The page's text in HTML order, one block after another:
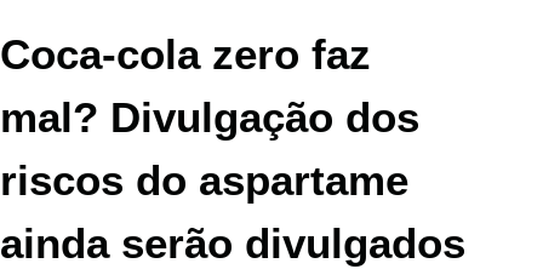
Coca-cola zero faz
mal? Divulgação dos
riscos do aspartame
ainda serão divulgados